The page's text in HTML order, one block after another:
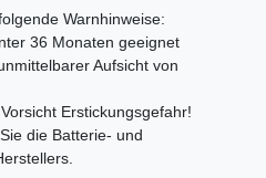
Warnhinweise:
36 Monaten geeignet
Aufsicht von
Erstickungsgefahr!
die Batterie- und